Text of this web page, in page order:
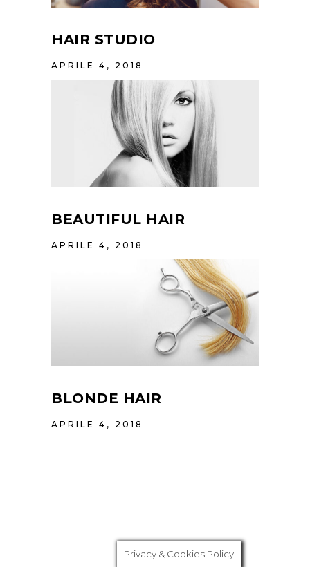
HAIR STUDIO
APRILE 4, 2018
BEAUTIFUL HAIR
APRILE 4, 2018
BLONDE HAIR
APRILE 4, 2018
Privacy & Cookies Policy